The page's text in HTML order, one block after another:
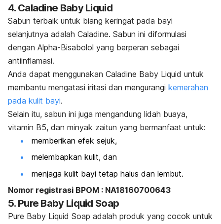
4. Caladine Baby Liquid
Sabun terbaik untuk biang keringat pada bayi
selanjutnya adalah Caladine. Sabun ini diformulasi
dengan Alpha-Bisabolol yang berperan sebagai
antiinflamasi.
Anda dapat menggunakan Caladine Baby Liquid untuk
membantu mengatasi iritasi dan mengurangi kemerahan
pada kulit bayi.
Selain itu, sabun ini juga mengandung lidah buaya,
vitamin B5, dan minyak zaitun yang bermanfaat untuk:
memberikan efek sejuk,
melembapkan kulit, dan
menjaga kulit bayi tetap halus dan lembut.
Nomor registrasi BPOM : NA18160700643
5. Pure Baby Liquid Soap
Pure Baby Liquid Soap adalah produk yang cocok untuk